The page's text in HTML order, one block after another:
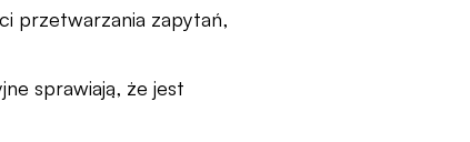
przetwarzania zapytań,
sprawiają, że jest